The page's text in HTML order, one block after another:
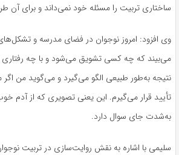
ساختاری تربیت را مسئله خود نمی‌داند و برای
وی افزود: امروز نوجوان در فضای مدرسه و
می‌بیند که چه کسی تشویق می‌شود و با چه رفتاری
نتیجه به‌طور طبیعی الگو می‌گیرد و می‌گوید من اگر
تأیید قرار می‌گیرم. این یعنی تصویری که از آدم
به‌شدت جای سوال دارد.
سلیمی با اشاره به نقش روایت‌سازی در تربیت